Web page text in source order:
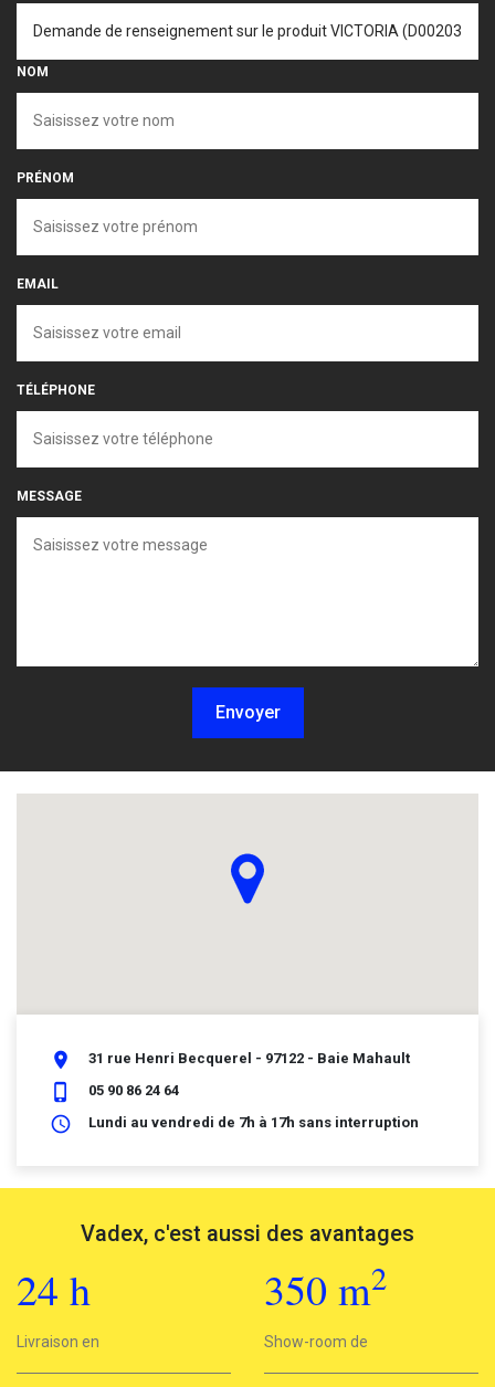
NOM
PRÉNOM
EMAIL
TÉLÉPHONE
MESSAGE
Envoyer
place 31 rue Henri Becquerel - 97122 - Baie Mahault
phone_iphone 05 90 86 24 64
schedule Lundi au vendredi de 7h à 17h sans interruption
Vadex, c'est aussi des avantages
24 h
Livraison en
350 m2
Show-room de